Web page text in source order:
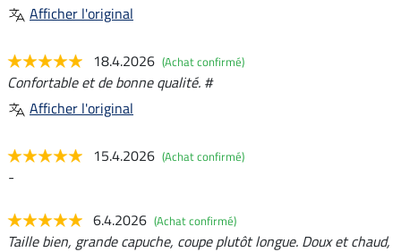
Afficher l'original
18.4.2026 (Achat confirmé)
Confortable et de bonne qualité. #
Afficher l'original
15.4.2026 (Achat confirmé)
-
6.4.2026 (Achat confirmé)
Taille bien, grande capuche, coupe plutôt longue. Doux et chaud,